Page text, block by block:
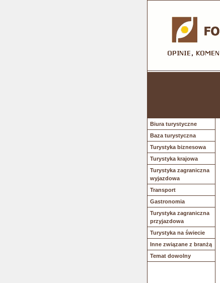
Biura turystyczne
Baza turystyczna
Turystyka biznesowa
Turystyka krajowa
Turystyka zagraniczna
wyjazdowa
Transport
Gastronomia
Turystyka zagraniczna
przyjazdowa
Turystyka na świecie
Inne związane z branżą
Temat dowolny